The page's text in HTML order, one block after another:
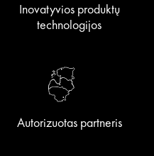
Inovatyvios produktų
technologijos
Autorizuotas partneris